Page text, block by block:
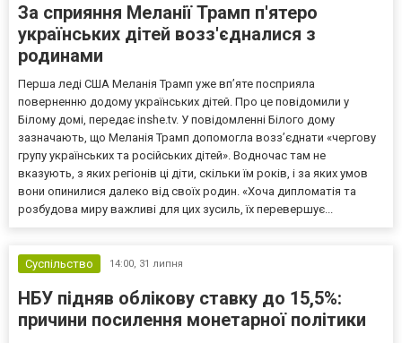
За сприяння Меланії Трамп п'ятеро
українських дітей возз'єдналися з
родинами
Перша леді США Меланія Трамп уже впʼяте посприяла
поверненню додому українських дітей. Про це повідомили у
Білому домі, передає inshe.tv. У повідомленні Білого дому
зазначають, що Меланія Трамп допомогла возз’єднати «чергову
групу українських та російських дітей». Водночас там не
вказують, з яких регіонів ці діти, скільки їм років, і за яких умов
вони опинилися далеко від своїх родин. «Хоча дипломатія та
розбудова миру важливі для цих зусиль, їх перевершує...
Суспільство 14:00, 31 липня
НБУ підняв облікову ставку до 15,5%:
причини посилення монетарної політики